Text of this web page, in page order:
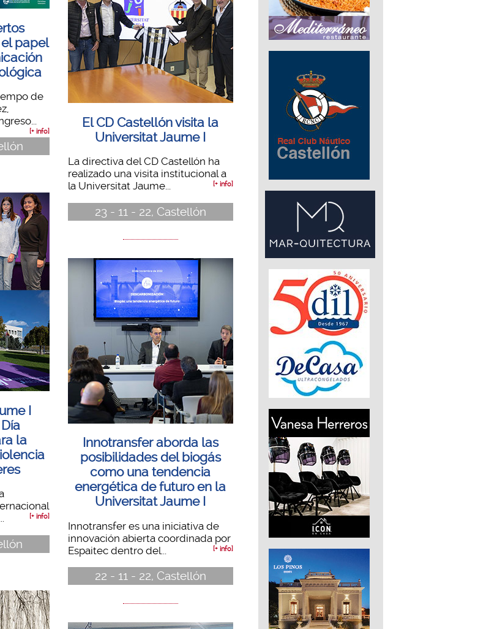
el papel
de
[+ info]
I
la
[+ info]
El CD Castellón visita la
Universitat Jaume I
La directiva del CD Castellón ha
realizado una visita institucional a
la Universitat Jaume...
[+ info]
23 - 11 - 22, Castellón
Innotransfer aborda las
posibilidades del biogás
como una tendencia
energética de futuro en la
Universitat Jaume I
Innotransfer es una iniciativa de
innovación abierta coordinada por
Espaitec dentro del...
[+ info]
22 - 11 - 22, Castellón